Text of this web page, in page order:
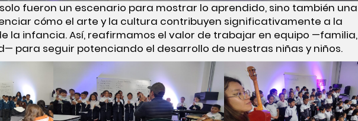
fueron un escenario para mostrar lo aprendido, sino también una
cómo el arte y la cultura contribuyen significativamente a la
la infancia. Así, reafirmamos el valor de trabajar en equipo —familia,
para seguir potenciando el desarrollo de nuestras niñas y niños.